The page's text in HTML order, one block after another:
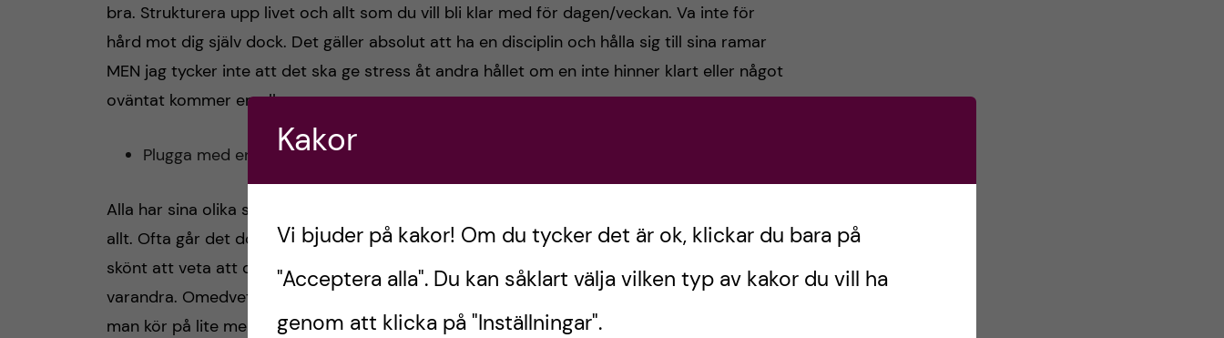
bra. Strukturera upp livet och allt som du vill bli klar med för dagen/veckan. Va inte för
hård mot dig själv dock. Det gäller absolut att ha en disciplin och hålla sig till sina ramar
MEN jag tycker inte att det ska ge stress åt andra hållet om en inte hinner klart eller något
oväntat kommer emellan.
Plugga med en kompis eller på en allmän plats!
Alla har sina olika studietekniker så det går kanske inte alltid att plugga tillsammans för
allt. Ofta går det dock fortfarande att sitta tillsammans. Inför tentor speciellt kan det vara
skönt att veta att den dagen ska jag sitta med x och vi ska diskutera x, eller vi ska förhöra
varandra. Omedvetet blir det en liten push. Att studera på en allmän plats gör också att
man kör på lite mer då en har en förbättrad prestation i andra människors närvaro.
Kakor
Vi bjuder på kakor! Om du tycker det är ok, klickar du bara på
"Acceptera alla". Du kan såklart välja vilken typ av kakor du vill ha
genom att klicka på "Inställningar".